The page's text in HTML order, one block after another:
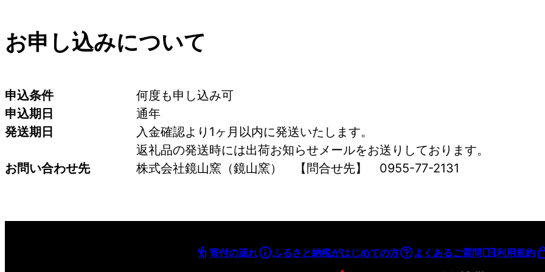
お申し込みについて
申込条件
何度も申し込み可
申込期日
通年
発送期日
入金確認より1ヶ月以内に発送いたします。
返礼品の発送時には出荷お知らせメールをお送りしております。
お問い合わせ先
株式会社鏡山窯（鏡山窯）　【問合せ先】　0955-77-2131
寄付の流れ ふるさと納税がはじめての方 よくあるご質問 利用規約